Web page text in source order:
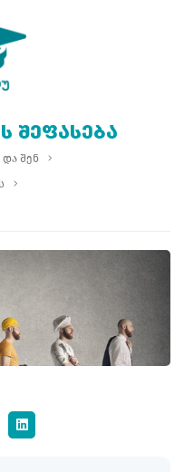
ᲨᲔᲤᲐᲡᲔᲑᲐ
შენ